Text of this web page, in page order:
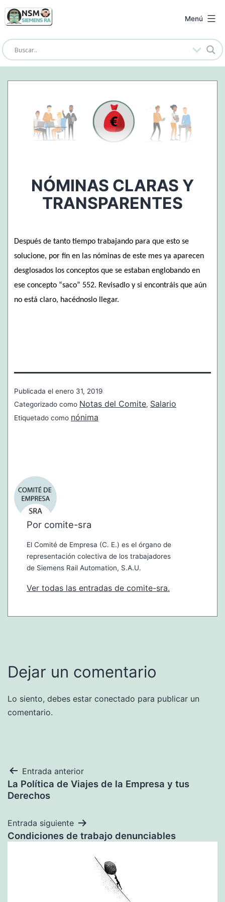
Saltar
NSM
RA
Menú
NÓMINAS CLARAS Y
TRANSPARENTES
Después de tanto tiempo trabajando para que esto se
solucione, por fin en las nóminas de este mes ya aparecen
desglosados los conceptos que se estaban englobando en
ese concepto “saco” 552. Revisadlo y si encontráis que aún
no está claro, hacédnoslo llegar.
Publicada el enero 31, 2019
Categorizado como Notas del Comite, Salario
Etiquetado como nónima
Por comite-sra
El Comité de Empresa (C. E.) es el órgano de
representación colectiva de los trabajadores
de Siemens Rail Automation, S.A.U.
Ver todas las entradas de comite-sra.
Dejar un comentario
Lo siento, debes estar conectado para publicar un
comentario.
Navegación
de
Entrada anterior
La Política de Viajes de la Empresa y tus
Derechos
Entrada siguiente
Condiciones de trabajo denunciables